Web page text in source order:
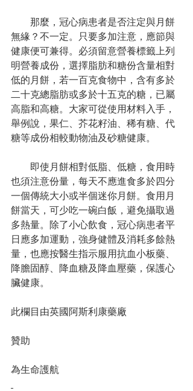
那麼，冠心病患者是否注定與月餅
無緣？不一定。只要多加注意，應節與
健康便可兼得。必須留意營養標籤上列
明營養成份，選擇脂肪和糖份含量相對
低的月餅，若一百克食物中，含有多於
二十克總脂肪或多於十五克的糖，已屬
高脂和高糖。大家可從使用材料入手，
舉例說，果仁、芥花籽油、稀有糖、代
糖等成份相較動物油及砂糖健康。
即使月餅相對低脂、低糖，食用時
也須注意份量，每天不應進食多於四分
一個傳統大小或半個迷你月餅。食用月
餅當天，可少吃一碗白飯，避免攝取過
多熱量。除了小心飲食，冠心病患者平
日應多加運動，強身健體及消耗多餘熱
量，也應按醫生指示服用抗血小板藥、
降膽固醇、降血糖及降血壓藥，保護心
臟健康。
此欄目由英國阿斯利康藥廠
贊助
為生命護航